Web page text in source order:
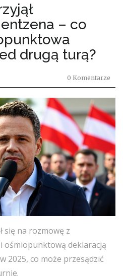
– co
drugą turą?
0 Komentarze
się na rozmowę z
ośmiopunktową deklaracją
2025, co może przesądzić